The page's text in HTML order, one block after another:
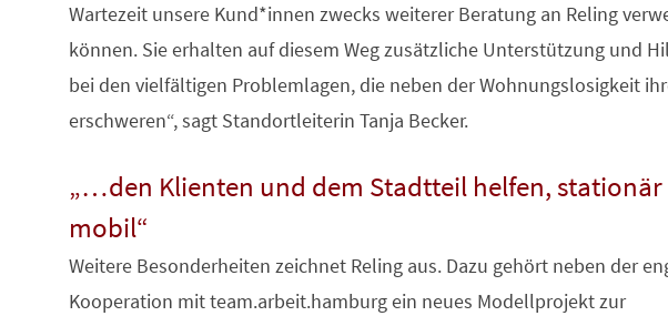
Wartezeit unsere Kund*innen zwecks weiterer Beratung an Reling
können. Sie erhalten auf diesem Weg zusätzliche Unterstützung und
bei den vielfältigen Problemlagen, die neben der Wohnungslosigkeit
erschweren“, sagt Standortleiterin Tanja Becker.
„…den Klienten und dem Stadtteil helfen, stationär
mobil“
Weitere Besonderheiten zeichnet Reling aus. Dazu gehört neben der
Kooperation mit team.arbeit.hamburg ein neues Modellprojekt zur